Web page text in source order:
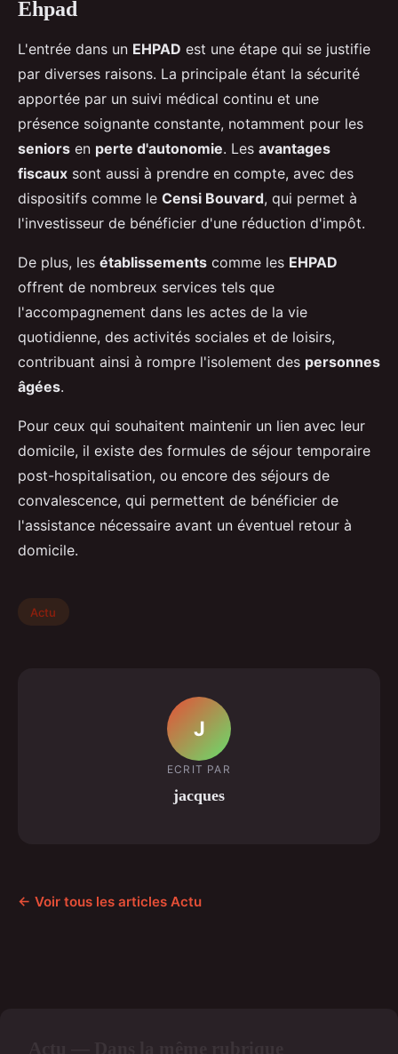
Ehpad
L'entrée dans un EHPAD est une étape qui se justifie
par diverses raisons. La principale étant la sécurité
apportée par un suivi médical continu et une
présence soignante constante, notamment pour les
seniors en perte d'autonomie. Les avantages
fiscaux sont aussi à prendre en compte, avec des
dispositifs comme le Censi Bouvard, qui permet à
l'investisseur de bénéficier d'une réduction d'impôt.
De plus, les établissements comme les EHPAD
offrent de nombreux services tels que
l'accompagnement dans les actes de la vie
quotidienne, des activités sociales et de loisirs,
contribuant ainsi à rompre l'isolement des personnes
âgées.
Pour ceux qui souhaitent maintenir un lien avec leur
domicile, il existe des formules de séjour temporaire
post-hospitalisation, ou encore des séjours de
convalescence, qui permettent de bénéficier de
l'assistance nécessaire avant un éventuel retour à
domicile.
Actu
J
ECRIT PAR
jacques
← Voir tous les articles Actu